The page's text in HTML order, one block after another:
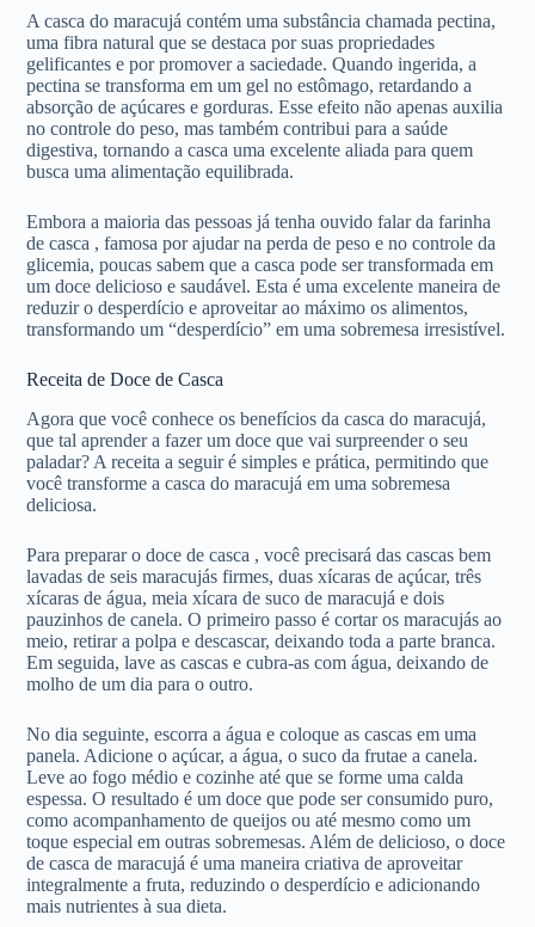
A casca do maracujá contém uma substância chamada pectina,
uma fibra natural que se destaca por suas propriedades
gelificantes e por promover a saciedade. Quando ingerida, a
pectina se transforma em um gel no estômago, retardando a
absorção de açúcares e gorduras. Esse efeito não apenas auxilia
no controle do peso, mas também contribui para a saúde
digestiva, tornando a casca uma excelente aliada para quem
busca uma alimentação equilibrada.
Embora a maioria das pessoas já tenha ouvido falar da farinha
de casca , famosa por ajudar na perda de peso e no controle da
glicemia, poucas sabem que a casca pode ser transformada em
um doce delicioso e saudável. Esta é uma excelente maneira de
reduzir o desperdício e aproveitar ao máximo os alimentos,
transformando um “desperdício” em uma sobremesa irresistível.
Receita de Doce de Casca
Agora que você conhece os benefícios da casca do maracujá,
que tal aprender a fazer um doce que vai surpreender o seu
paladar? A receita a seguir é simples e prática, permitindo que
você transforme a casca do maracujá em uma sobremesa
deliciosa.
Para preparar o doce de casca , você precisará das cascas bem
lavadas de seis maracujás firmes, duas xícaras de açúcar, três
xícaras de água, meia xícara de suco de maracujá e dois
pauzinhos de canela. O primeiro passo é cortar os maracujás ao
meio, retirar a polpa e descascar, deixando toda a parte branca.
Em seguida, lave as cascas e cubra-as com água, deixando de
molho de um dia para o outro.
No dia seguinte, escorra a água e coloque as cascas em uma
panela. Adicione o açúcar, a água, o suco da frutae a canela.
Leve ao fogo médio e cozinhe até que se forme uma calda
espessa. O resultado é um doce que pode ser consumido puro,
como acompanhamento de queijos ou até mesmo como um
toque especial em outras sobremesas. Além de delicioso, o doce
de casca de maracujá é uma maneira criativa de aproveitar
integralmente a fruta, reduzindo o desperdício e adicionando
mais nutrientes à sua dieta.